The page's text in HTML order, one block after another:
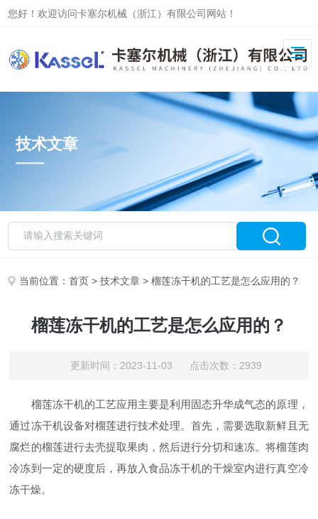
您好！欢迎访问卡塞尔机械（浙江）有限公司网站！
技术文章
当前位置：首页 >技术文章 > 榴莲冻干机的工艺是怎么应用的？
榴莲冻干机的工艺是怎么应用的？
更新时间：2023-11-03 点击次数：2939
榴莲冻干机的工艺应用主要是利用固态升华成气态的原理，
通过冻干机设备对榴莲进行技术处理。首先，需要选取新鲜且无
腐烂的榴莲进行去壳提取果肉，然后进行分切和速冻。将榴莲肉
冷冻到一定的硬度后，再放入食品冻干机的干燥室内进行真空冷
冻干燥。